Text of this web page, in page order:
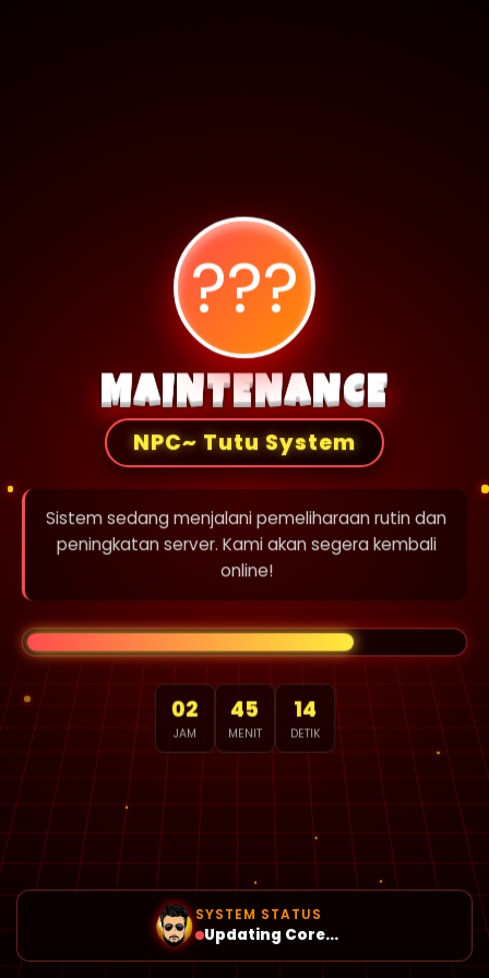
???
MAINTENANCE
NPC~ Tutu System
Sistem sedang menjalani pemeliharaan rutin dan
peningkatan server. Kami akan segera kembali
online!
02
JAM
45
MENIT
13
DETIK
SYSTEM STATUS
Updating Core...